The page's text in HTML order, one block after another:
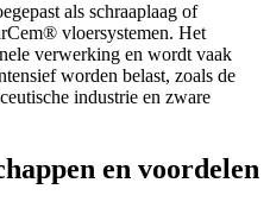
als schraaplaag of
vloersystemen. Het
verwerking en wordt vaak
worden belast, zoals de
industrie en zware
en voordelen